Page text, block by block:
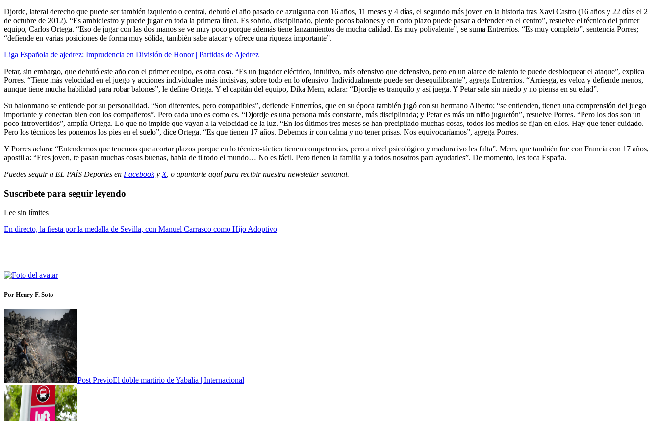
Djorde, lateral derecho que puede ser también izquierdo o central, debutó el año pasado de azulgrana con 16 años, 11 meses y 4 días, el segundo más joven en la historia tras Xavi Castro (16 años y 22 días el 2
de octubre de 2012). “Es ambidiestro y puede jugar en toda la primera línea. Es sobrio, disciplinado, pierde pocos balones y en corto plazo puede pasar a defender en el centro”, resuelve el técnico del primer
equipo, Carlos Ortega. “Eso de jugar con las dos manos se ve muy poco porque además tiene lanzamientos de mucha calidad. Es muy polivalente”, se suma Entrerríos. “Es muy completo”, sentencia Porres;
“defiende en varias posiciones de forma muy sólida, también sabe atacar y ofrece una riqueza importante”.
Liga Española de ajedrez: Imprudencia en División de Honor | Partidas de Ajedrez
Petar, sin embargo, que debutó este año con el primer equipo, es otra cosa. “Es un jugador eléctrico, intuitivo, más ofensivo que defensivo, pero en un alarde de talento te puede desbloquear el ataque”, explica
Porres. “Tiene más velocidad en el juego y acciones individuales más incisivas, sobre todo en lo ofensivo. Individualmente puede ser desequilibrante”, agrega Entrerríos. “Arriesga, es veloz y defiende menos,
aunque tiene mucha habilidad para robar balones”, le define Ortega. Y el capitán del equipo, Dika Mem, aclara: “Djordje es tranquilo y así juega. Y Petar sale sin miedo y no piensa en su edad”.
Su balonmano se entiende por su personalidad. “Son diferentes, pero compatibles”, defiende Entrerríos, que en su época también jugó con su hermano Alberto; “se entienden, tienen una comprensión del juego
importante y conectan bien con los compañeros”. Pero cada uno es como es. “Djordje es una persona más constante, más disciplinada; y Petar es más un niño juguetón”, resuelve Porres. “Pero los dos son un
poco introvertidos”, amplía Ortega. Lo que no impide que vayan a la velocidad de la luz. “En los últimos tres meses se han precipitado muchas cosas, todos los medios se fijan en ellos. Hay que tener cuidado.
Pero los técnicos les ponemos los pies en el suelo”, dice Ortega. “Es que tienen 17 años. Debemos ir con calma y no tener prisas. Nos equivocaríamos”, agrega Porres.
Y Porres aclara: “Entendemos que tenemos que acortar plazos porque en lo técnico-táctico tienen competencias, pero a nivel psicológico y madurativo les falta”. Mem, que también fue con Francia con 17 años,
apostilla: “Eres joven, te pasan muchas cosas buenas, habla de ti todo el mundo… No es fácil. Pero tienen la familia y a todos nosotros para ayudarles”. De momento, les toca España.
Puedes seguir a EL PAÍS Deportes en Facebooky X, o apuntarte aquí para recibirnuestra newsletter semanal.
Suscríbete para seguir leyendo
Lee sin límites
En directo, la fiesta por la medalla de Sevilla, con Manuel Carrasco como Hijo Adoptivo
Por Henry F. Soto
Post PrevioEl doble martirio de Yabalia | Internacional